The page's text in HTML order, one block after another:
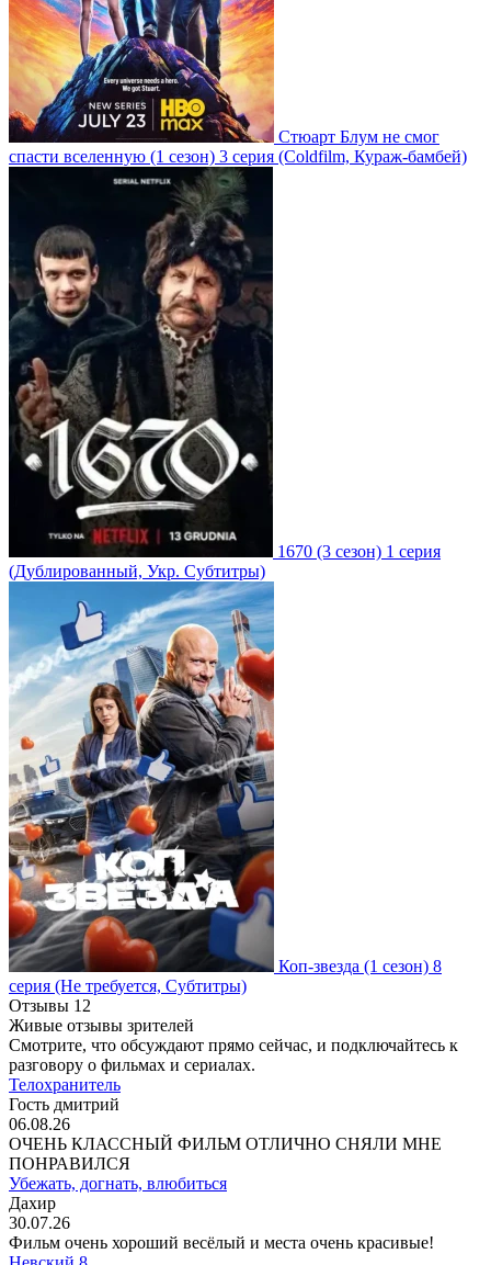
Стюарт Блум не смог
спасти вселенную (1 сезон) 3 серия (Coldfilm, Кураж-бамбей)
1670 (3 сезон) 1 серия
(Дублированный, Укр. Субтитры)
Коп-звезда (1 сезон) 8
серия (Не требуется, Субтитры)
Отзывы 12
Живые отзывы зрителей
Смотрите, что обсуждают прямо сейчас, и подключайтесь к
разговору о фильмах и сериалах.
Телохранитель
Гость дмитрий
06.08.26
ОЧЕНЬ КЛАССНЫЙ ФИЛЬМ ОТЛИЧНО СНЯЛИ МНЕ
ПОНРАВИЛСЯ
Убежать, догнать, влюбиться
Дахир
30.07.26
Фильм очень хороший весёлый и места очень красивые!